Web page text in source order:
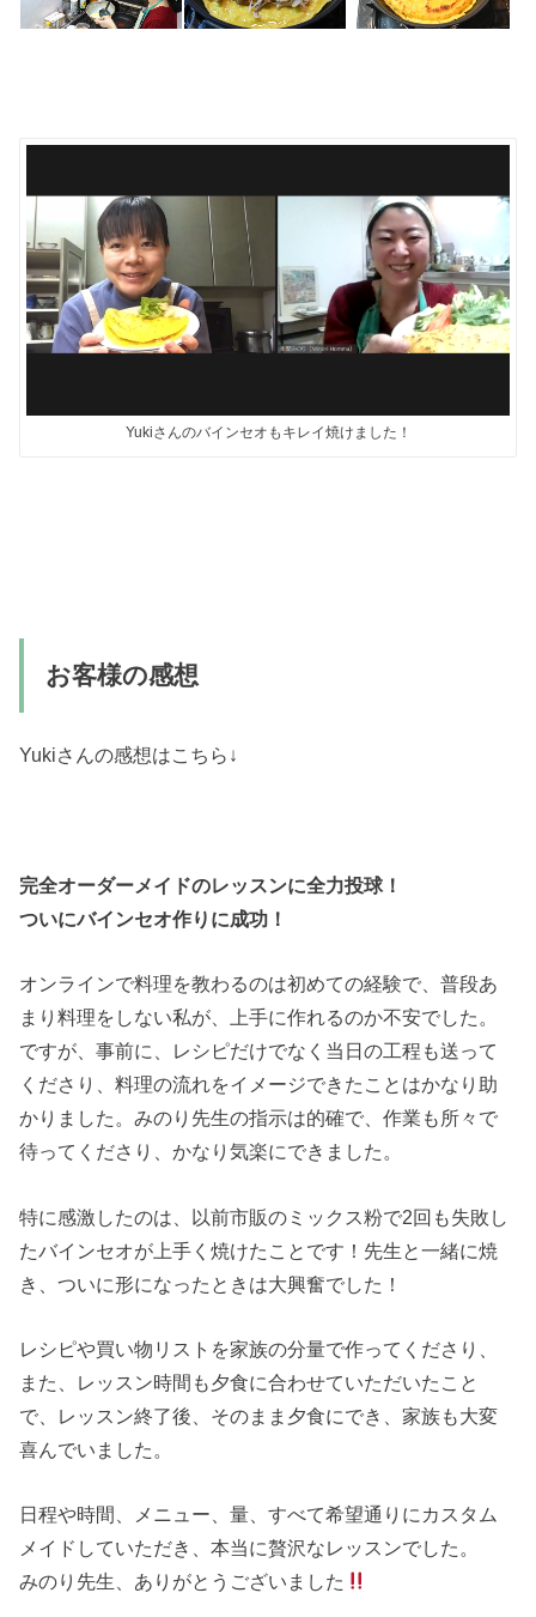
Yukiさんのバインセオもキレイ焼けました！
お客様の感想
Yukiさんの感想はこちら↓
完全オーダーメイドのレッスンに全力投球！
ついにバインセオ作りに成功！
オンラインで料理を教わるのは初めての経験で、普段あ
まり料理をしない私が、上手に作れるのか不安でした。
ですが、事前に、レシピだけでなく当日の工程も送って
くださり、料理の流れをイメージできたことはかなり助
かりました。みのり先生の指示は的確で、作業も所々で
待ってくださり、かなり気楽にできました。
特に感激したのは、以前市販のミックス粉で2回も失敗し
たバインセオが上手く焼けたことです！先生と一緒に焼
き、ついに形になったときは大興奮でした！
レシピや買い物リストを家族の分量で作ってくださり、
また、レッスン時間も夕食に合わせていただいたこと
で、レッスン終了後、そのまま夕食にでき、家族も大変
喜んでいました。
日程や時間、メニュー、量、すべて希望通りにカスタム
メイドしていただき、本当に贅沢なレッスンでした。
みのり先生、ありがとうございました